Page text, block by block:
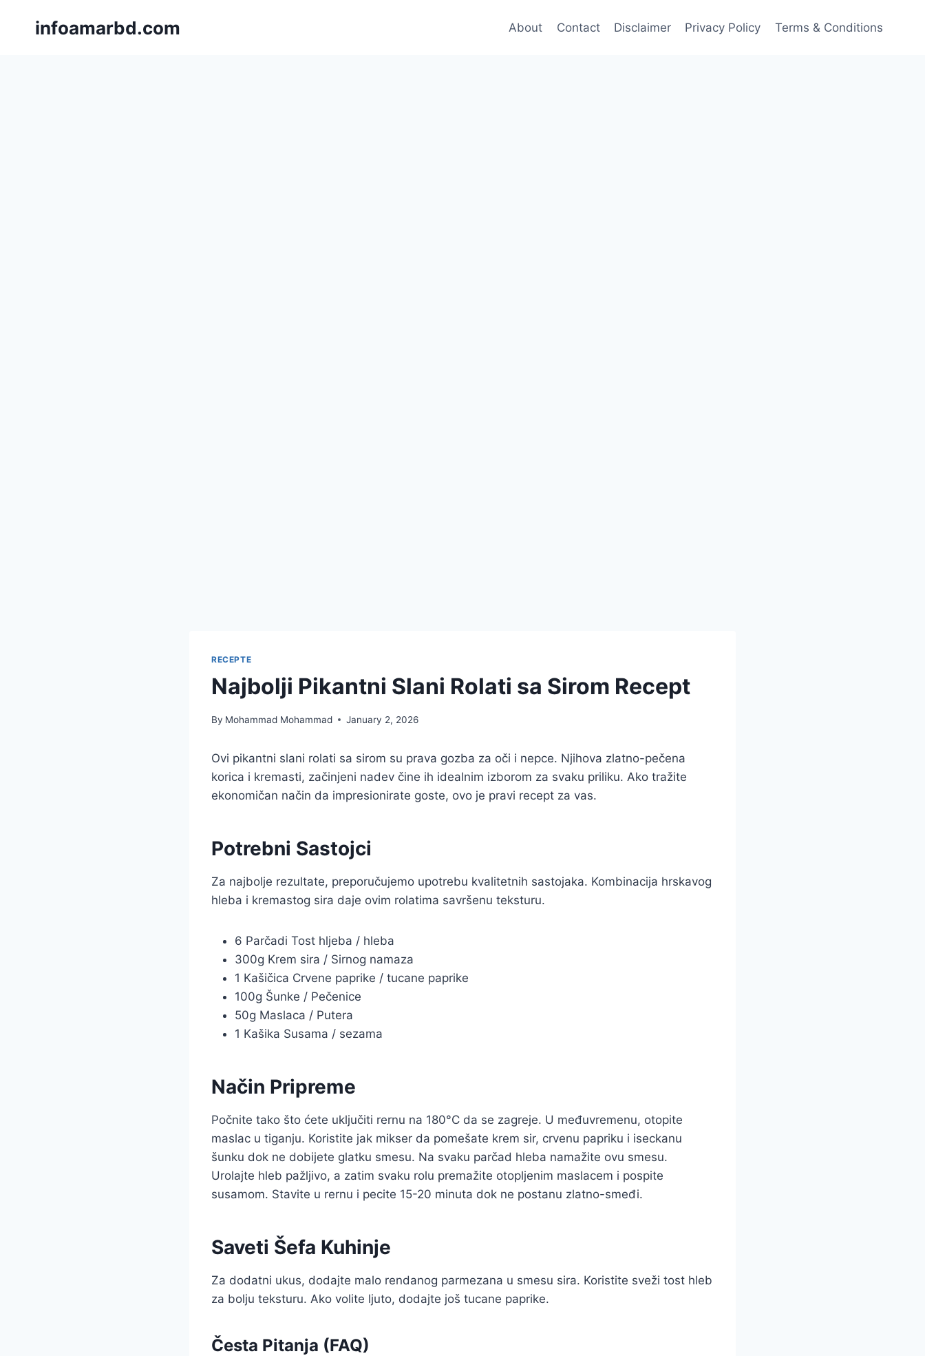
infoamarbd.com About Contact Disclaimer Privacy Policy Terms & Conditions
RECEPTE
Najbolji Pikantni Slani Rolati sa Sirom Recept
By Mohammad Mohammad January 2, 2026
Ovi pikantni slani rolati sa sirom su prava gozba za oči i nepce. Njihova zlatno-pečena
korica i kremasti, začinjeni nadev čine ih idealnim izborom za svaku priliku. Ako tražite
ekonomičan način da impresionirate goste, ovo je pravi recept za vas.
Potrebni Sastojci
Za najbolje rezultate, preporučujemo upotrebu kvalitetnih sastojaka. Kombinacija hrskavog
hleba i kremastog sira daje ovim rolatima savršenu teksturu.
6 Parčadi Tost hljeba / hleba
300g Krem sira / Sirnog namaza
1 Kašičica Crvene paprike / tucane paprike
100g Šunke / Pečenice
50g Maslaca / Putera
1 Kašika Susama / sezama
Način Pripreme
Počnite tako što ćete uključiti rernu na 180°C da se zagreje. U međuvremenu, otopite
maslac u tiganju. Koristite jak mikser da pomešate krem sir, crvenu papriku i iseckanu
šunku dok ne dobijete glatku smesu. Na svaku parčad hleba namažite ovu smesu.
Urolajte hleb pažljivo, a zatim svaku rolu premažite otopljenim maslacem i pospite
susamom. Stavite u rernu i pecite 15-20 minuta dok ne postanu zlatno-smeđi.
Saveti Šefa Kuhinje
Za dodatni ukus, dodajte malo rendanog parmezana u smesu sira. Koristite sveži tost hleb
za bolju teksturu. Ako volite ljuto, dodajte još tucane paprike.
Česta Pitanja (FAQ)